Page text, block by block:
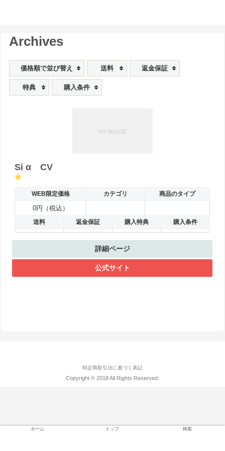
Archives
価格順で並び替え 送料 返金保証
特典 購入条件
Si α CV
WEB限定価格 カテゴリ 商品のタイプ
0円（税込）
送料 返金保証 購入特典 購入条件
詳細ページ
公式サイト
特定商取引法に基づく表記
Copyright © 2018 All Rights Reserved.
ホーム トップ 検索